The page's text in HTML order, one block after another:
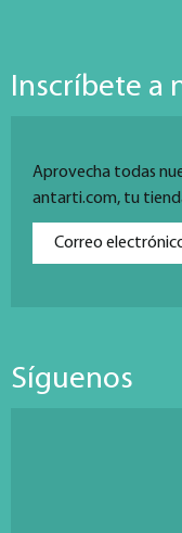
Inscríbete a
Aprovecha todas
antarti.com, tu
Síguenos